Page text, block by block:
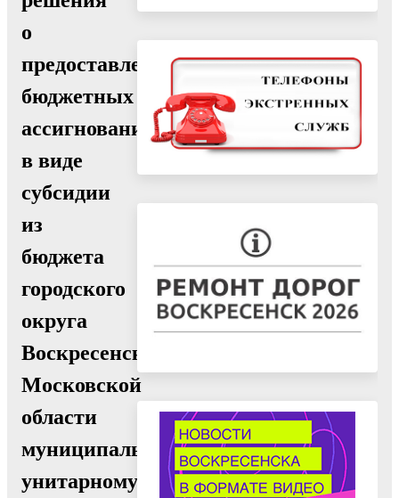
о
предоставлении
бюджетных
ассигнований
в виде
субсидии
из
бюджета
городского
округа
Воскресенск
Московской
области
муниципальному
унитарному